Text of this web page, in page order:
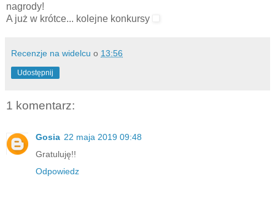
nagrody!
A już w krótce... kolejne konkursy
Recenzje na widelcu o 13:56
Udostępnij
1 komentarz:
Gosia 22 maja 2019 09:48
Gratuluję!!
Odpowiedz